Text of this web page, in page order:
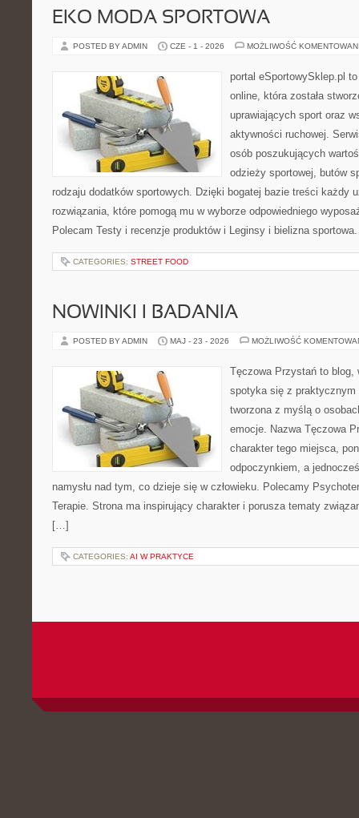
EKO MODA SPORTOWA
POSTED BY ADMIN CZE - 1 - 2026 MOŻLIWOŚĆ
portal eSportowySklep.pl
online, która została
uprawiających sport oraz
aktywności ruchowej.
osób poszukujących
odzieży sportowej, butów
rodzaju dodatków sportowych. Dzięki bogatej bazie treści każdy
rozwiązania, które pomogą mu w wyborze odpowiedniego
Polecam Testy i recenzje produktów i Leginsy i bielizna
CATEGORIES: STREET FOOD
NOWINKI I BADANIA
POSTED BY ADMIN MAJ - 23 - 2026 MOŻLIWOŚĆ
Tęczowa Przystań to
spotyka się z praktycznym
tworzona z myślą o
emocje. Nazwa Tęczowa
charakter tego miejsca,
odpoczynkiem, a
namysłu nad tym, co dzieje się w człowieku. Polecamy
Terapie. Strona ma inspirujący charakter i porusza tematy
[…]
CATEGORIES: AI W PRAKTYCE